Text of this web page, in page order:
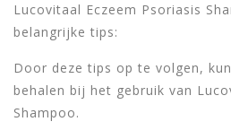
Lucovitaal Eczeem Psoriasis
belangrijke tips:
Door deze tips op te volgen,
behalen bij het gebruik van
Shampoo.